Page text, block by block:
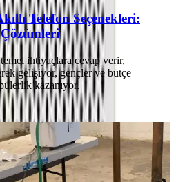
Telefon Seçenekleri:
ihtiyaçlara cevap verir,
gelişiyor, gençler ve bütçe
kazanıyor.